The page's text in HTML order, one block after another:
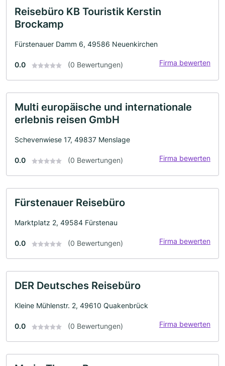
Reisebüro KB Touristik Kerstin
Brockamp
Fürstenauer Damm 6, 49586 Neuenkirchen
0.0 (0 Bewertungen) Firma bewerten
Multi europäische und internationale
erlebnis reisen GmbH
Schevenwiese 17, 49837 Menslage
0.0 (0 Bewertungen) Firma bewerten
Fürstenauer Reisebüro
Marktplatz 2, 49584 Fürstenau
0.0 (0 Bewertungen) Firma bewerten
DER Deutsches Reisebüro
Kleine Mühlenstr. 2, 49610 Quakenbrück
0.0 (0 Bewertungen) Firma bewerten